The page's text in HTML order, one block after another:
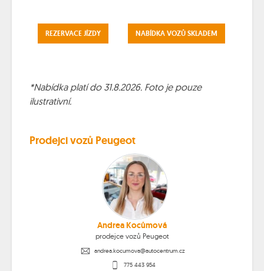
REZERVACE JÍZDY NABÍDKA VOZŮ SKLADEM
*Nabídka platí do 31.8.2026. Foto je pouze
ilustrativní.
Prodejci vozů Peugeot
Andrea Kocůmová
prodejce vozů Peugeot
andrea.kocumova@autocentrum.cz
775 443 954